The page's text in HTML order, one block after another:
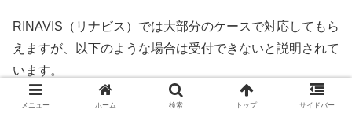
RINAVIS（リナビス）では大部分のケースで対応してもら
えますが、以下のような場合は受付できないと説明されて
います。
汚物・嘔吐物がついたままのもの
メニュー ホーム 検索 トップ サイドバー